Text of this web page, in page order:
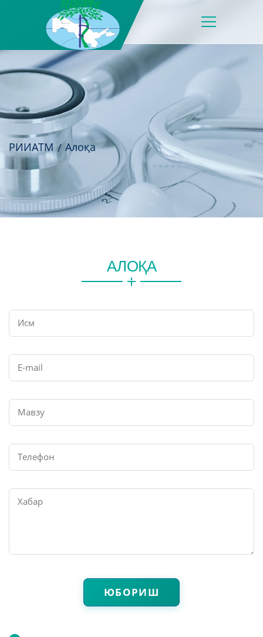
РИИАТМ Алоқа
АЛОҚА
Исм
E-mail
Мавзу
Телефон
Хабар
ЮБОРИШ